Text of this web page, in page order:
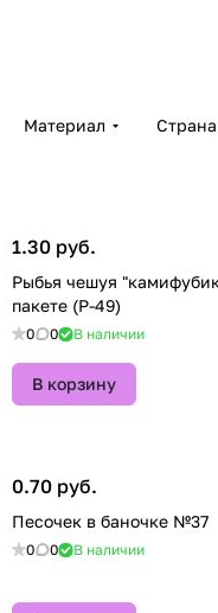
Материал
1.30 руб.
Рыбья чешуя
пакете (P-49)
0 0 В наличии
В корзину
0.70 руб.
Песочек в баночке №37
0 0 В наличии